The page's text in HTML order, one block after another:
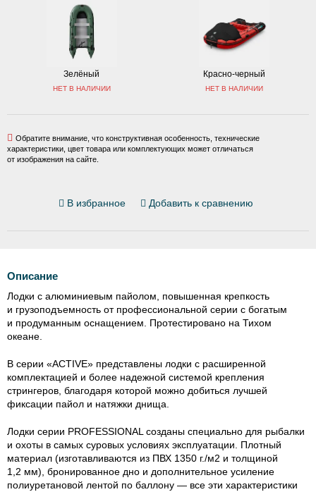
В избранное Добавить к сравнению
Зелёный
НЕТ В НАЛИЧИИ
Красно-черный
НЕТ В НАЛИЧИИ
Обратите внимание, что конструктивная особенность, технические
характеристики, цвет товара или комплектующих может отличаться
от изображения на сайте.
Описание
Лодки с алюминиевым пайолом, повышенная крепкость
и грузоподъемность от профессиональной серии с богатым
и продуманным оснащением. Протестировано на Тихом
океане.
В серии «ACTIVE» представлены лодки с расширенной
комплектацией и более надежной системой крепления
стрингеров, благодаря которой можно добиться лучшей
фиксации пайол и натяжки днища.
Лодки серии PROFESSIONAL созданы специально для рыбалки
и охоты в самых суровых условиях эксплуатации. Плотный
материал (изготавливаются из ПВХ 1350 г./м2 и толщиной
1,2 мм), бронированное дно и дополнительное усиление
полиуретановой лентой по баллону — все эти характеристики